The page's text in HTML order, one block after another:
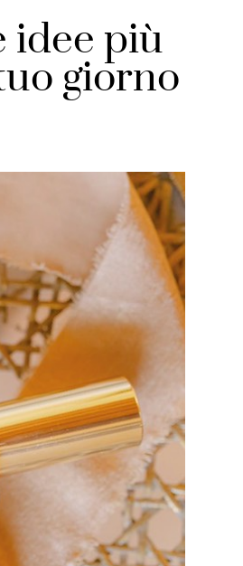
idee più
giorno